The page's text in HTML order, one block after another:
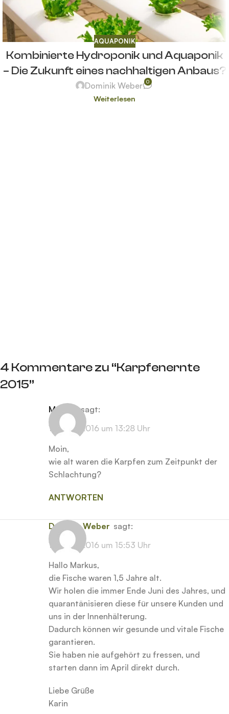
AQUAPONIK
Kombinierte Hydroponik und Aquaponik
– Die Zukunft eines nachhaltigen Anbaus?
Dominik Weber 0
Weiterlesen
4 Kommentare zu “Karpfenernte
2015”
Markus
sagt:
18. April 2016 um 13:28 Uhr
Moin,
wie alt waren die Karpfen zum Zeitpunkt der
Schlachtung?
ANTWORTEN
Dominik Weber sagt:
18. April 2016 um 15:53 Uhr
Hallo Markus,
die Fische waren 1,5 Jahre alt.
Wir holen die immer Ende Juni des Jahres, und
quarantänisieren diese für unsere Kunden und
uns in der Innenhälterung.
Dadurch können wir gesunde und vitale Fische
garantieren.
Sie haben nie aufgehört zu fressen, und
starten dann im April direkt durch.
Liebe Grüße
Karin